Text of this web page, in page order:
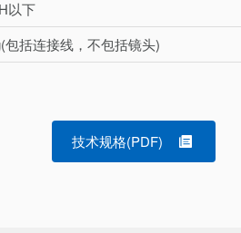
以下
包括连接线，不包括镜头)
技术规格(PDF)